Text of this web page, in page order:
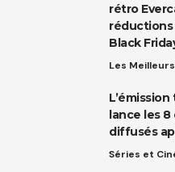
rétro
réductions
Black
Les
lance les
diffusés
Séries et